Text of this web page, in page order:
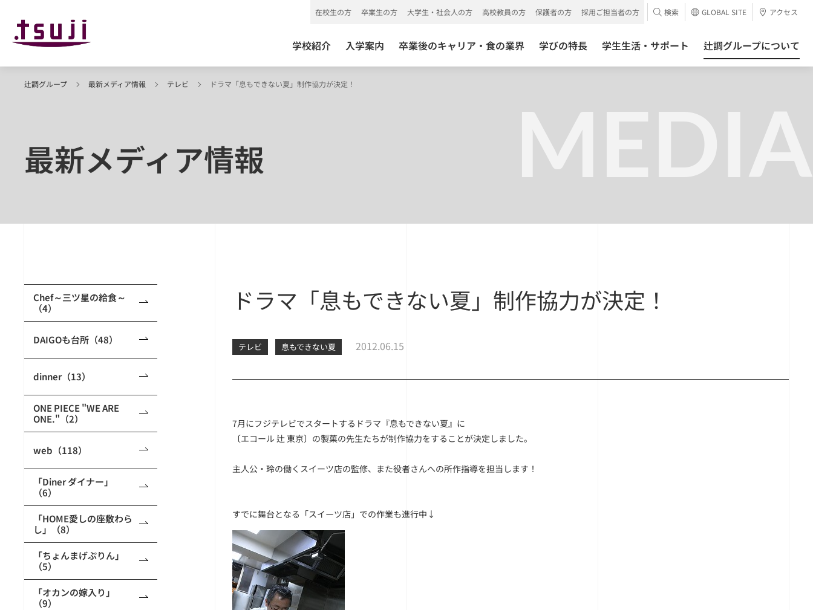
学校紹介 入学案内 卒業後のキャリア・食の業界 学びの特長 学生生活・サポート 辻調グループについて
在校生の方 卒業生の方 大学生・社会人の方 高校教員の方 保護者の方 採用ご担当者の方 検索 GLOBAL SITE アクセス
MEDIA
辻調グループ 最新メディア情報 テレビ ドラマ「息もできない夏」制作協力が決定！
最新メディア情報
Chef～三ツ星の給食～
（4）
DAIGOも台所（48）
dinner（13）
ONE PIECE "WE ARE
ONE."（2）
web（118）
「Diner ダイナー」
（6）
「HOME愛しの座敷わら
し」（8）
「ちょんまげぷりん」
（5）
「オカンの嫁入り」
（9）
ドラマ「息もできない夏」制作協力が決定！
テレビ 息もできない夏 2012.06.15
7月にフジテレビでスタートするドラマ『息もできない夏』に
〔エコール 辻 東京〕の製菓の先生たちが制作協力をすることが決定しました。
主人公・玲の働くスイーツ店の監修、また役者さんへの所作指導を担当します！
すでに舞台となる「スイーツ店」での作業も進行中↓